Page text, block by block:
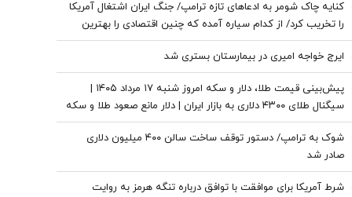
کنایه چاک شومر به ادعاهای تازه ترامپ/ جنگ ایران اشتغال آمریکا
را تخریب کرد/ از کدام سیاره آمده که چنین اقتصادی را بهترین
اقتصاد تاریخ می‌خواند؟
ایرج خواجه امیری در بیمارستان بستری شد
پیش‌بینی قیمت طلا، دلار و سکه امروز شنبه ۱۷ مرداد ۱۴۰۵ |
سیگنال طلای ۴۳۰۰ دلاری به بازار ایران | دلار مانع صعود طلا و سکه
می‌شود؟
شوک به ترامپ/ دستور توقف ساخت سالن ۴۰۰ میلیون دلاری
صادر شد
شرط آمریکا برای موافقت با توافق درباره تنگه هرمز به روایت